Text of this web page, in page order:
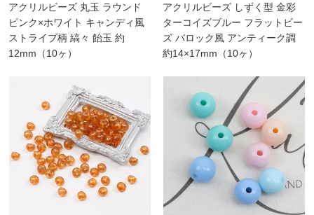
アクリルビーズ 丸玉 ラウンド
ピンク×ホワイト キャンディ風
ストライプ柄 縞々 飴玉 約
12mm（10ヶ）
アクリルビーズ しずく型 金彩
ターコイズブルー フラットビー
ズ バロック風 アンティーク調
約14×17mm（10ヶ）